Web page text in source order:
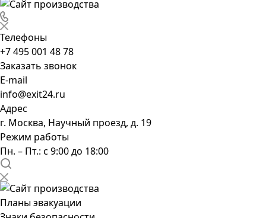
Телефоны
+7 495 001 48 78
Заказать звонок
E-mail
info@exit24.ru
Адрес
г. Москва, Научный проезд, д. 19
Режим работы
Пн. – Пт.: с 9:00 до 18:00
Планы эвакуации